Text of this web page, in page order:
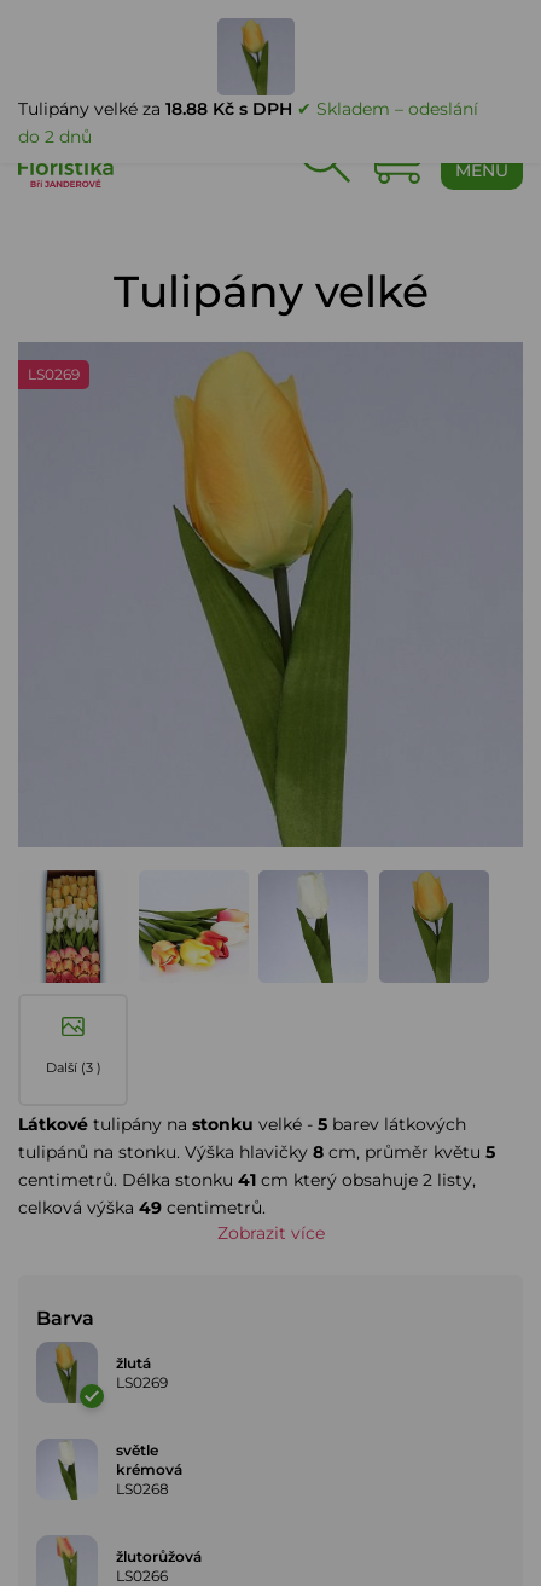
MENU
Tulipány velké
LS0269
Další (3 )
Látkové tulipány na stonku velké - 5 barev látkových
tulipánů na stonku. Výška hlavičky 8 cm, průměr květu 5
centimetrů. Délka stonku 41 cm který obsahuje 2 listy,
celková výška 49 centimetrů.
Zobrazit více
Barva
žlutá
LS0269
světle
krémová
LS0268
žlutorůžová
LS0266
Tulipány velké za 18.88 Kč s DPH ✔ Skladem – odeslání
do 2 dnů